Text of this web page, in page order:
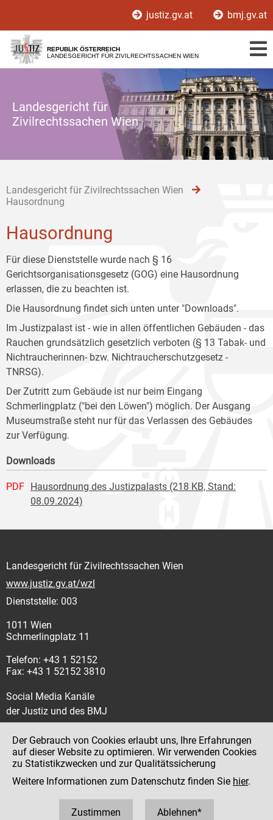
[1]
[2]
[3]
justiz.gv.at bmj.gv.at
REPUBLIK ÖSTERREICH
LANDESGERICHT FÜR ZIVILRECHTSSACHEN WIEN
Landesgericht für
Zivilrechtssachen Wien
Landesgericht für Zivilrechtssachen Wien
Hausordnung
Hausordnung
Für diese Dienststelle wurde nach § 16
Gerichtsorganisationsgesetz (GOG) eine Hausordnung
erlassen, die zu beachten ist.
Die Hausordnung findet sich unten unter "Downloads".
Im Justizpalast ist - wie in allen öffentlichen Gebäuden - das
Rauchen grundsätzlich gesetzlich verboten (§ 13 Tabak- und
Nichtraucherinnen- bzw. Nichtraucherschutzgesetz -
TNRSG).
Der Zutritt zum Gebäude ist nur beim Eingang
Schmerlingplatz ("bei den Löwen") möglich. Der Ausgang
Museumstraße steht nur für das Verlassen des Gebäudes
zur Verfügung.
Downloads
PDF
Hausordnung des Justizpalasts (218 KB, Stand:
08.09.2024)
Landesgericht für Zivilrechtssachen Wien
www.justiz.gv.at/wzl
Dienststelle: 003
1011 Wien
Schmerlingplatz 11
Telefon: +43 1 52152
Fax: +43 1 52152 3810
Social Media Kanäle
der Justiz und des BMJ
Impressum
Datenschutz
Der Gebrauch von Cookies erlaubt uns, Ihre Erfahrungen
auf dieser Website zu optimieren. Wir verwenden Cookies
zu Statistikzwecken und zur Qualitätssicherung
Weitere Informationen zum Datenschutz finden Sie hier.
Zustimmen Ablehnen*